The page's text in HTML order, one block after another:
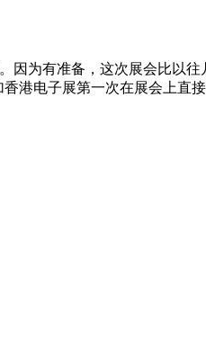
因为有准备，这次展会比以往
港电子展第一次在展会上直